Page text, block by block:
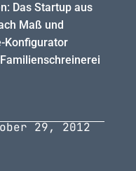
Das Startup aus
Maß und
Konfigurator
29, 2012